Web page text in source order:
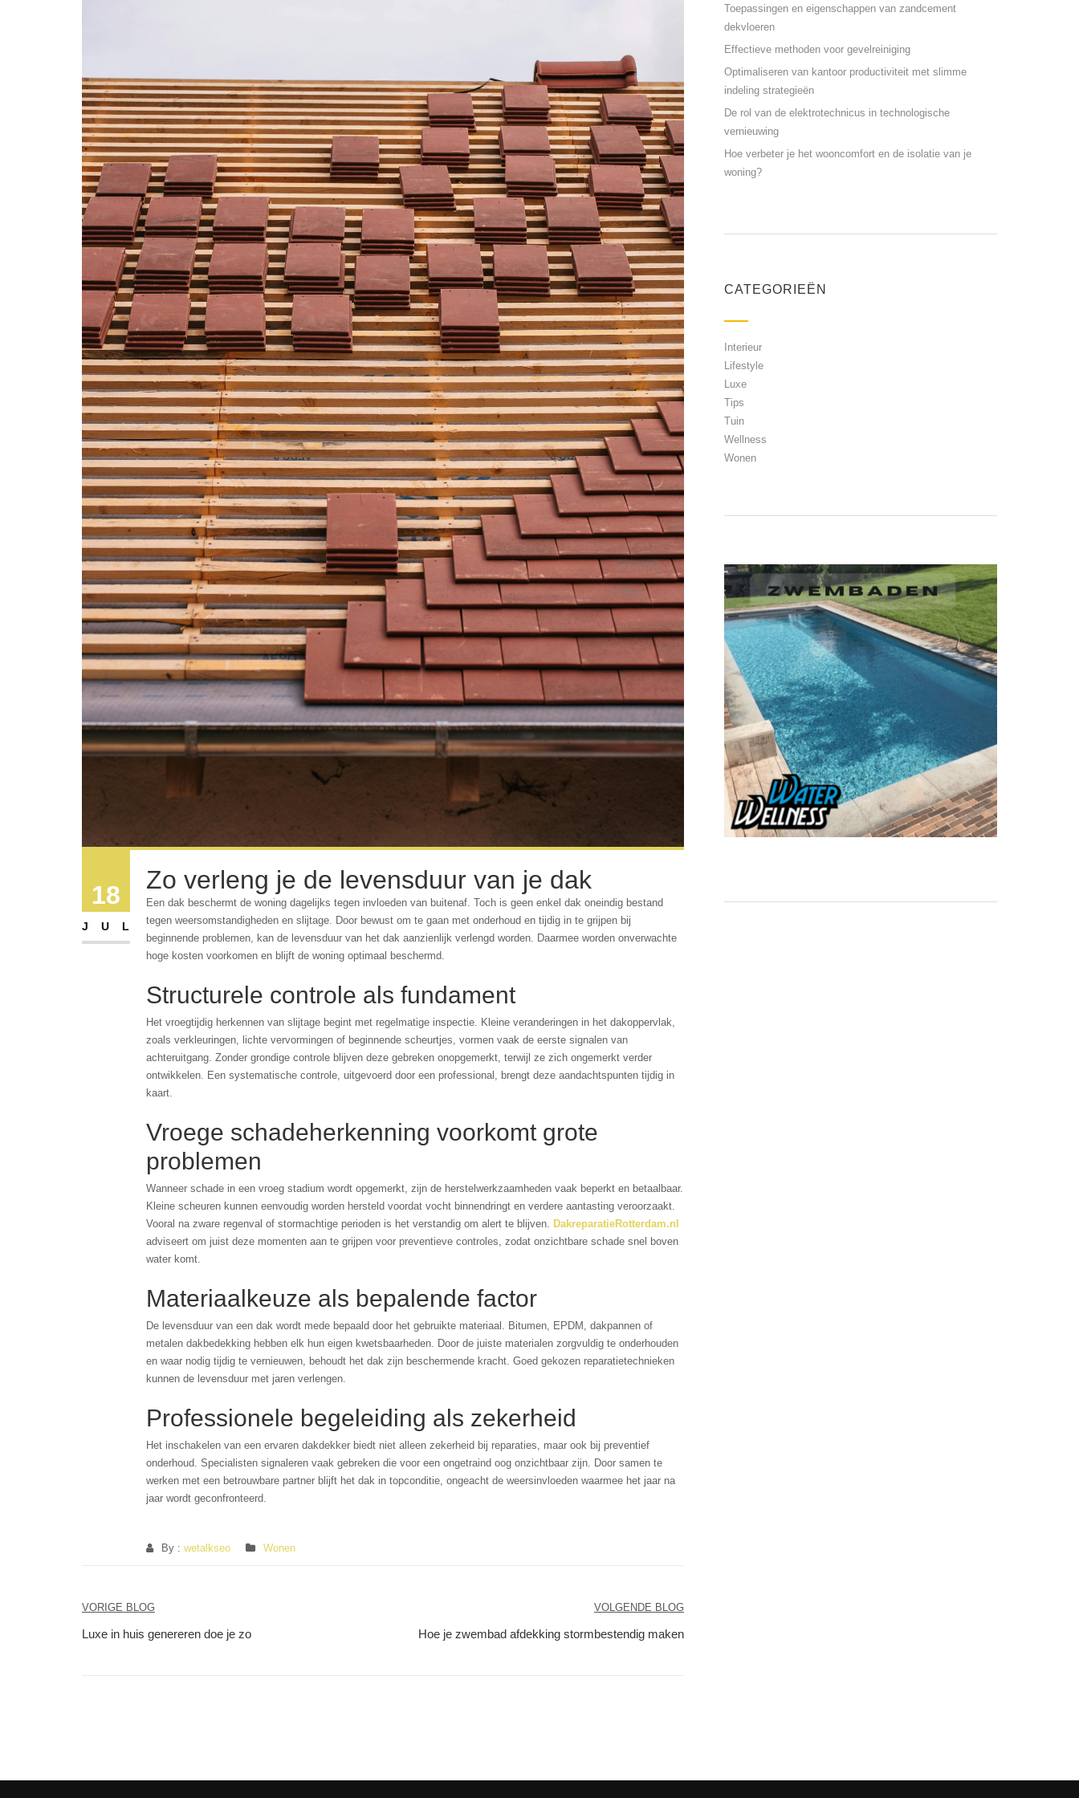
18
JUL
Zo verleng je de levensduur van je dak
Een dak beschermt de woning dagelijks tegen invloeden van buitenaf. Toch is geen enkel dak oneindig bestand
tegen weersomstandigheden en slijtage. Door bewust om te gaan met onderhoud en tijdig in te grijpen bij
beginnende problemen, kan de levensduur van het dak aanzienlijk verlengd worden. Daarmee worden onverwachte
hoge kosten voorkomen en blijft de woning optimaal beschermd.
Structurele controle als fundament
Het vroegtijdig herkennen van slijtage begint met regelmatige inspectie. Kleine veranderingen in het dakoppervlak,
zoals verkleuringen, lichte vervormingen of beginnende scheurtjes, vormen vaak de eerste signalen van
achteruitgang. Zonder grondige controle blijven deze gebreken onopgemerkt, terwijl ze zich ongemerkt verder
ontwikkelen. Een systematische controle, uitgevoerd door een professional, brengt deze aandachtspunten tijdig in
kaart.
Vroege schadeherkenning voorkomt grote
problemen
Wanneer schade in een vroeg stadium wordt opgemerkt, zijn de herstelwerkzaamheden vaak beperkt en betaalbaar.
Kleine scheuren kunnen eenvoudig worden hersteld voordat vocht binnendringt en verdere aantasting veroorzaakt.
Vooral na zware regenval of stormachtige perioden is het verstandig om alert te blijven. DakreparatieRotterdam.nl
adviseert om juist deze momenten aan te grijpen voor preventieve controles, zodat onzichtbare schade snel boven
water komt.
Materiaalkeuze als bepalende factor
De levensduur van een dak wordt mede bepaald door het gebruikte materiaal. Bitumen, EPDM, dakpannen of
metalen dakbedekking hebben elk hun eigen kwetsbaarheden. Door de juiste materialen zorgvuldig te onderhouden
en waar nodig tijdig te vernieuwen, behoudt het dak zijn beschermende kracht. Goed gekozen reparatietechnieken
kunnen de levensduur met jaren verlengen.
Professionele begeleiding als zekerheid
Het inschakelen van een ervaren dakdekker biedt niet alleen zekerheid bij reparaties, maar ook bij preventief
onderhoud. Specialisten signaleren vaak gebreken die voor een ongetraind oog onzichtbaar zijn. Door samen te
werken met een betrouwbare partner blijft het dak in topconditie, ongeacht de weersinvloeden waarmee het jaar na
jaar wordt geconfronteerd.
By : wetalkseo Wonen
Berichtnavigatie
VORIGE BLOG
Luxe in huis genereren doe je zo
VOLGENDE BLOG
Hoe je zwembad afdekking stormbestendig maken
Toepassingen en eigenschappen van zandcement
dekvloeren
Effectieve methoden voor gevelreiniging
Optimaliseren van kantoor productiviteit met slimme
indeling strategieën
De rol van de elektrotechnicus in technologische
vernieuwing
Hoe verbeter je het wooncomfort en de isolatie van je
woning?
CATEGORIEËN
Interieur
Lifestyle
Luxe
Tips
Tuin
Wellness
Wonen